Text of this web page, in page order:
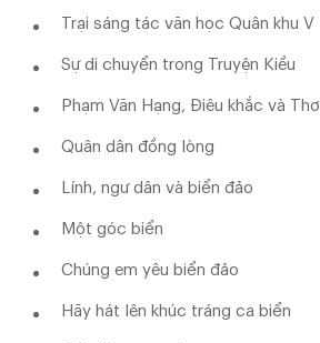
Trại sáng tác văn học Quân khu V
Sự di chuyển trong Truyện Kiều
Phạm Văn Hạng, Điêu khắc và Thơ
Quân dân đồng lòng
Lính, ngư dân và biển đảo
Một góc biển
Chúng em yêu biển đảo
Hãy hát lên khúc tráng ca biển